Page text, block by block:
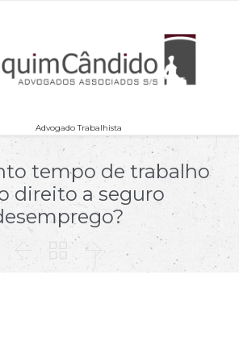
Advogado Trabalhista
tempo de trabalho
direito a seguro
 